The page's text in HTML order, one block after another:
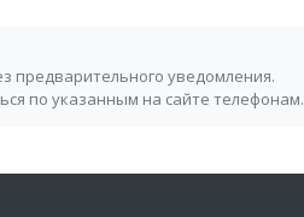
предварительного уведомления.
по указанным на сайте телефонам.